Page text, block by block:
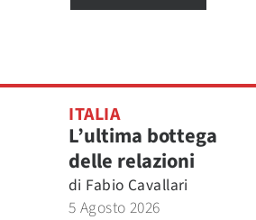
ITALIA
L’ultima bottega
delle relazioni
di Fabio Cavallari
5 Agosto 2026